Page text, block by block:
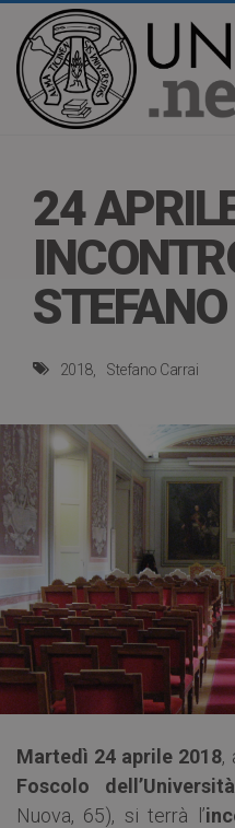
24
2018 Stefano Carrai
Martedì 24 aprile 2018,
Foscolo
Nuova, 65), si terrà l’